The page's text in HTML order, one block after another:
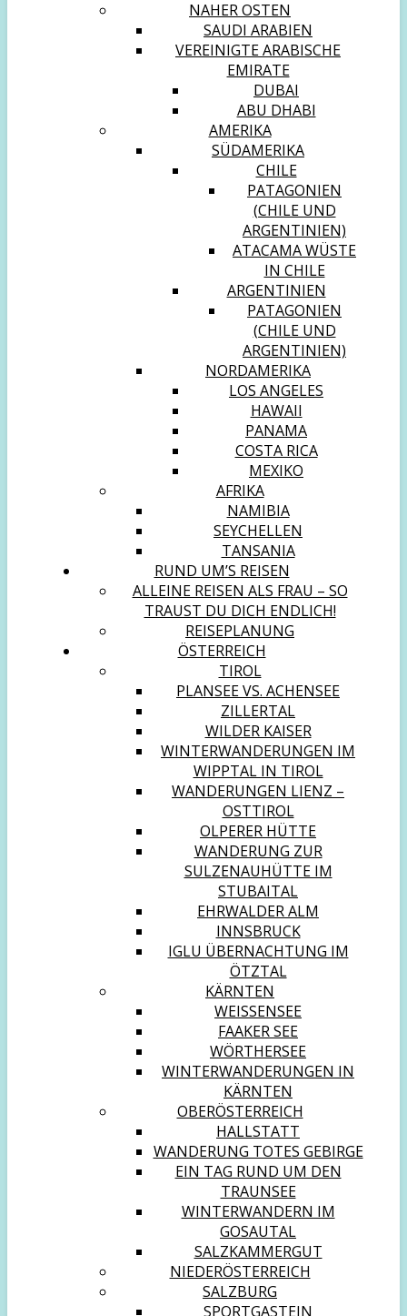
NAHER OSTEN
SAUDI ARABIEN
VEREINIGTE ARABISCHE
EMIRATE
DUBAI
ABU DHABI
AMERIKA
SÜDAMERIKA
CHILE
PATAGONIEN
(CHILE UND
ARGENTINIEN)
ATACAMA WÜSTE
IN CHILE
ARGENTINIEN
PATAGONIEN
(CHILE UND
ARGENTINIEN)
NORDAMERIKA
LOS ANGELES
HAWAII
PANAMA
COSTA RICA
MEXIKO
AFRIKA
NAMIBIA
SEYCHELLEN
TANSANIA
RUND UM’S REISEN
ALLEINE REISEN ALS FRAU – SO
TRAUST DU DICH ENDLICH!
REISEPLANUNG
ÖSTERREICH
TIROL
PLANSEE VS. ACHENSEE
ZILLERTAL
WILDER KAISER
WINTERWANDERUNGEN IM
WIPPTAL IN TIROL
WANDERUNGEN LIENZ –
OSTTIROL
OLPERER HÜTTE
WANDERUNG ZUR
SULZENAUHÜTTE IM
STUBAITAL
EHRWALDER ALM
INNSBRUCK
IGLU ÜBERNACHTUNG IM
ÖTZTAL
KÄRNTEN
WEISSENSEE
FAAKER SEE
WÖRTHERSEE
WINTERWANDERUNGEN IN
KÄRNTEN
OBERÖSTERREICH
HALLSTATT
WANDERUNG TOTES GEBIRGE
EIN TAG RUND UM DEN
TRAUNSEE
WINTERWANDERN IM
GOSAUTAL
SALZKAMMERGUT
NIEDERÖSTERREICH
SALZBURG
SPORTGASTEIN